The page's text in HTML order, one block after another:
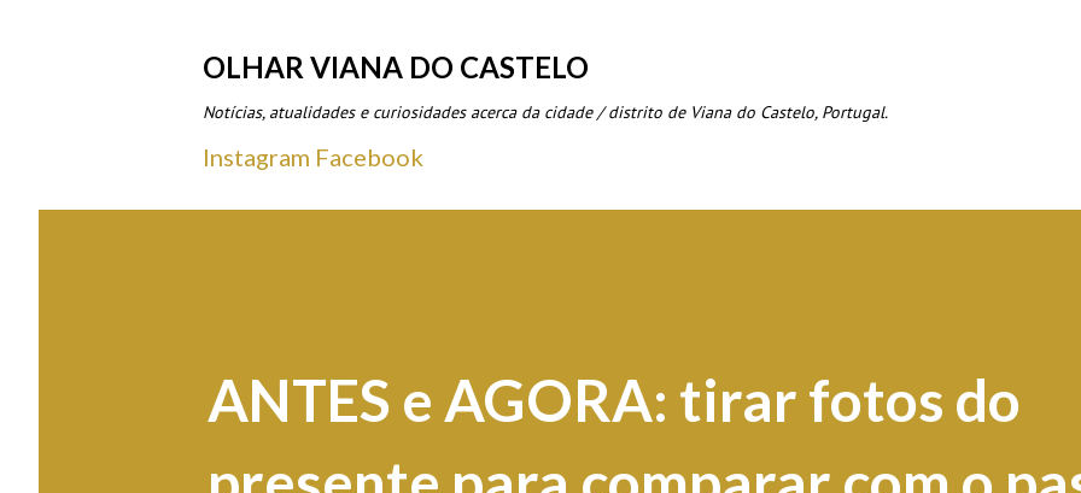
OLHAR VIANA DO CASTELO
Notícias, atualidades e curiosidades acerca da cidade / distrito de Viana do Castelo, Portugal.
Instagram Facebook
ANTES e AGORA: tirar fotos do